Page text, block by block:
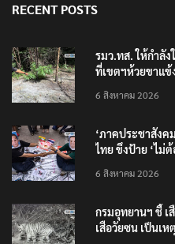
RECENT POSTS
รมว.ทส. ให้กำลัง
ที่เขตฯห้วยขาแข้
6 สิงหาคม 2026
‘ภาคประชาสังค
ไทย ขึงป้าย ‘ไม่
6 สิงหาคม 2026
กรมอุทยานฯ ชี้ เ
เสือวัยซน เป็นเห